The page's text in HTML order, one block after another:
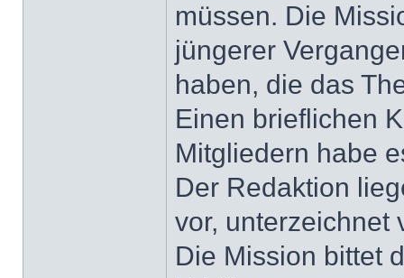
müssen. Die
jüngerer
haben, die das
Einen brieflichen
Mitgliedern habe
Der Redaktion
vor, unterzeichnet
Die Mission bittet